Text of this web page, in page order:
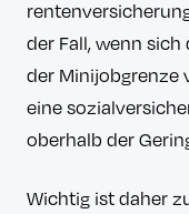
der Fall, wenn
der Minijobgrenze
eine
oberhalb der
Wichtig ist daher